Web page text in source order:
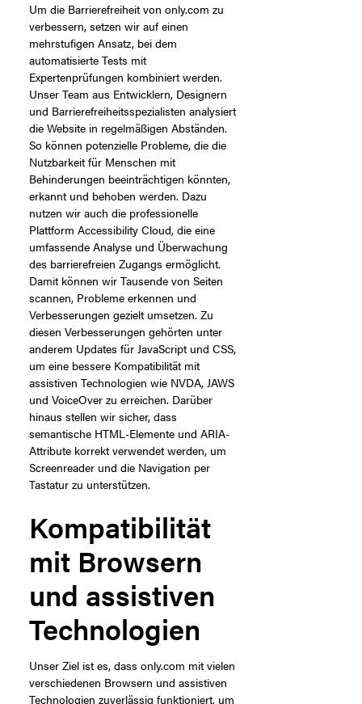
Um die Barrierefreiheit von only.com zu
verbessern, setzen wir auf einen
mehrstufigen Ansatz, bei dem
automatisierte Tests mit
Expertenprüfungen kombiniert werden.
Unser Team aus Entwicklern, Designern
und Barrierefreiheitsspezialisten analysiert
die Website in regelmäßigen Abständen.
So können potenzielle Probleme, die die
Nutzbarkeit für Menschen mit
Behinderungen beeinträchtigen könnten,
erkannt und behoben werden. Dazu
nutzen wir auch die professionelle
Plattform Accessibility Cloud, die eine
umfassende Analyse und Überwachung
des barrierefreien Zugangs ermöglicht.
Damit können wir Tausende von Seiten
scannen, Probleme erkennen und
Verbesserungen gezielt umsetzen. Zu
diesen Verbesserungen gehörten unter
anderem Updates für JavaScript und CSS,
um eine bessere Kompatibilität mit
assistiven Technologien wie NVDA, JAWS
und VoiceOver zu erreichen. Darüber
hinaus stellen wir sicher, dass
semantische HTML-Elemente und ARIA-
Attribute korrekt verwendet werden, um
Screenreader und die Navigation per
Tastatur zu unterstützen.
Kompatibilität
mit Browsern
und assistiven
Technologien
Unser Ziel ist es, dass only.com mit vielen
verschiedenen Browsern und assistiven
Technologien zuverlässig funktioniert, um